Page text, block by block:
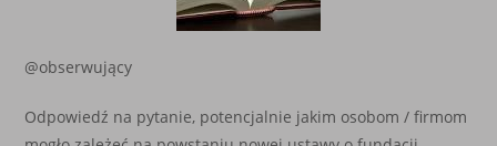
@obserwujący
Odpowiedź na pytanie, potencjalnie jakim osobom / firmom